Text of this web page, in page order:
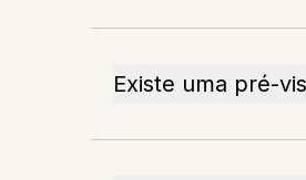
Existe uma pré-